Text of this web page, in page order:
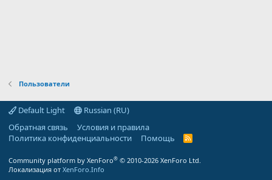
Пользователи
Default Light
Russian (RU)
Обратная связь
Условия и правила
Политика конфиденциальности
Помощь
R
Community platform by XenForo® © 2010-2026 XenForo Ltd.
Локализация от XenForo.Info